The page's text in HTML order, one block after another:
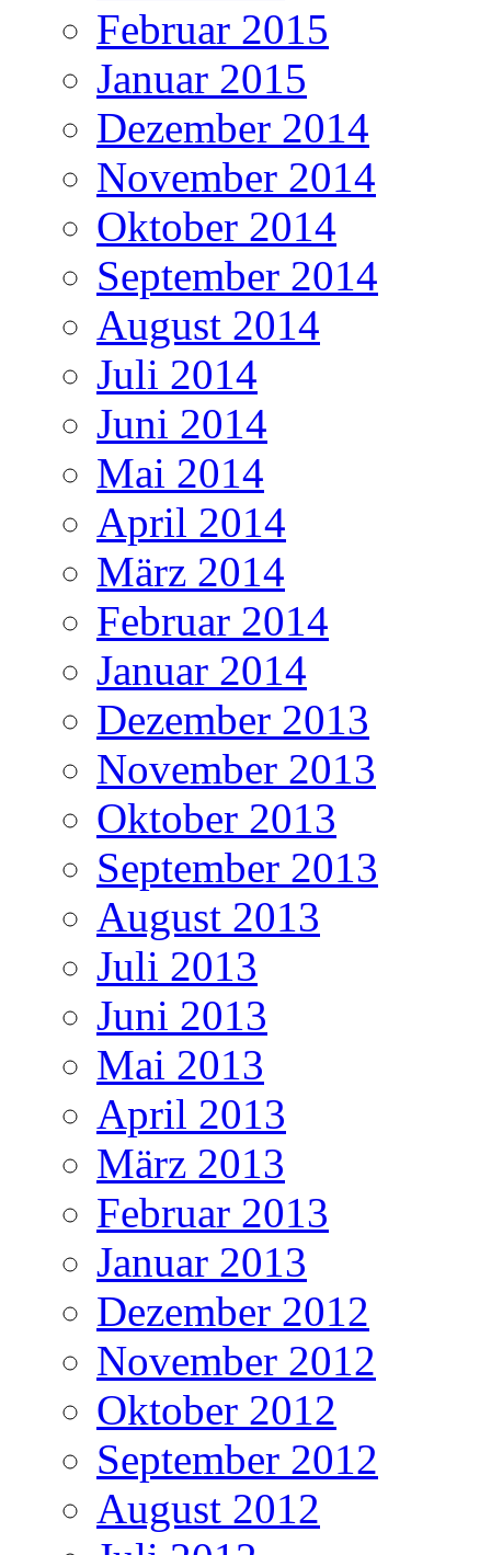
Februar 2015
Januar 2015
Dezember 2014
November 2014
Oktober 2014
September 2014
August 2014
Juli 2014
Juni 2014
Mai 2014
April 2014
März 2014
Februar 2014
Januar 2014
Dezember 2013
November 2013
Oktober 2013
September 2013
August 2013
Juli 2013
Juni 2013
Mai 2013
April 2013
März 2013
Februar 2013
Januar 2013
Dezember 2012
November 2012
Oktober 2012
September 2012
August 2012